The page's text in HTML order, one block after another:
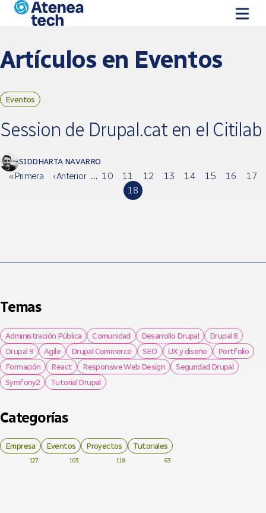
Pasar al contenido principal
Artículos en Eventos
Eventos
Session de Drupal.cat en el Citilab
SIDDHARTA NAVARRO
Páginas
« Primera ‹ Anterior … 10 11 12 13 14 15 16
17
18
Temas
Administración Pública Comunidad Desarrollo Drupal
Drupal 8
Drupal 9
Agile Drupal Commerce SEO UX y diseño
Portfolio
Formación
React Responsive Web Design
Seguridad Drupal
Symfony2
Tutorial Drupal
Categorías
Empresa
127
Eventos
103
Proyectos
118
Tutoriales
63